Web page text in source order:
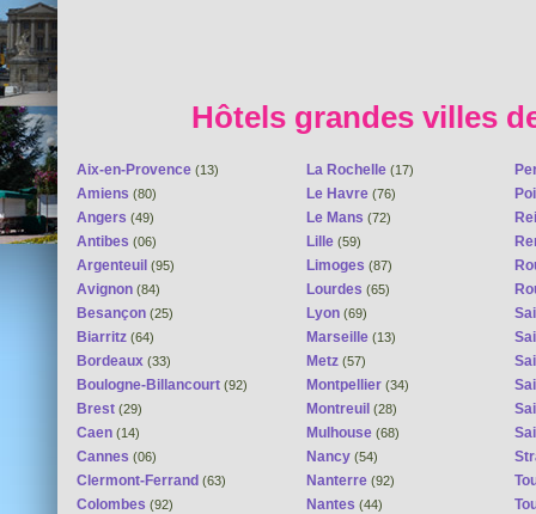
Hôtels grandes villes
Aix-en-Provence (13)
Amiens (80)
Angers (49)
Antibes (06)
Argenteuil (95)
Avignon (84)
Besançon (25)
Biarritz (64)
Bordeaux (33)
Boulogne-Billancourt (92)
Brest (29)
Caen (14)
Cannes (06)
Clermont-Ferrand (63)
Colombes (92)
La Rochelle (17)
Le Havre (76)
Le Mans (72)
Lille (59)
Limoges (87)
Lourdes (65)
Lyon (69)
Marseille (13)
Metz (57)
Montpellier (34)
Montreuil (28)
Mulhouse (68)
Nancy (54)
Nanterre (92)
Nantes (44)